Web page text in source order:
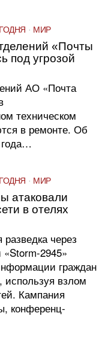
· МИР
«Почты
под угрозой
АО «Почта
техническом
в ремонте. Об
года…
· МИР
атаковали
в отелях
через
«Storm-2945»
граждан
используя взлом
Кампания
конференц-